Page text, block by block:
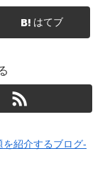
はてブ
紹介するブログ-